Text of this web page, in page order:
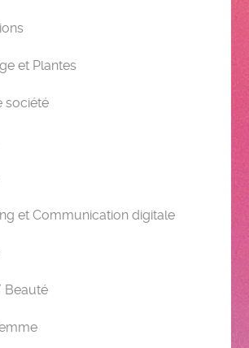
et Plantes
société
et Communication digitale